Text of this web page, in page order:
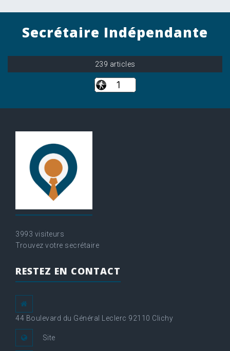
Secrétaire Indépendante
239 articles
3993 visiteurs
Trouvez votre secrétaire
RESTEZ EN CONTACT
44 Boulevard du Général Leclerc 92110 Clichy
Site